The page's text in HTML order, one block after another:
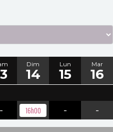
Dim
14
Lun
15
Mar
16
- 16h00 - -